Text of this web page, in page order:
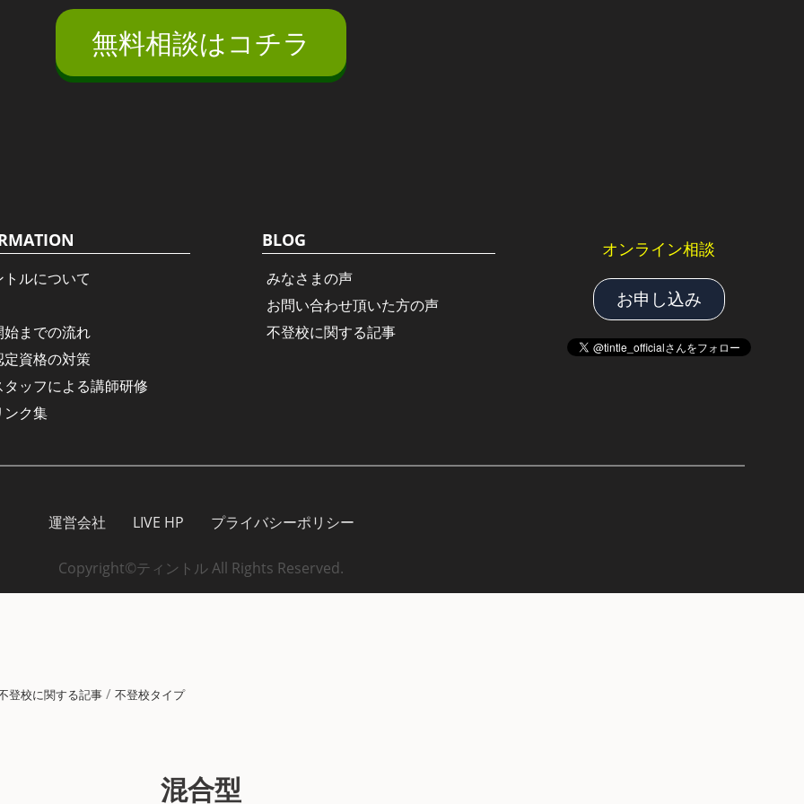
無料相談はコチラ
トルについて
始までの流れ
定資格の対策
タッフによる講師研修
ンク集
BLOG
みなさまの声
お問い合わせ頂いた方の声
不登校に関する記事
オンライン相談
お申し込み
運営会社 LIVE HP プライバシーポリシー
Copyright©ティントル All Rights Reserved.
登校に関する記事 / 不登校タイプ
混合型